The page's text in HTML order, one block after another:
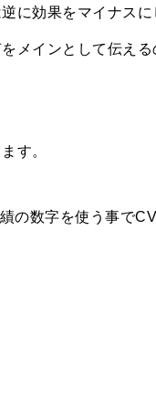
に効果をマイナスに
メインとして伝え
す。
の数字を使う事で